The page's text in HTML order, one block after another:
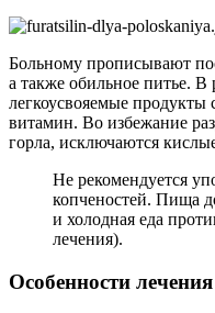
Больному прописывают
а также обильное питье.
легкоусвояемые продукты
витамин. Во избежание
горла, исключаются
Не рекомендуется
копченостей. Пища
и холодная еда
лечения).
Особенности лечения